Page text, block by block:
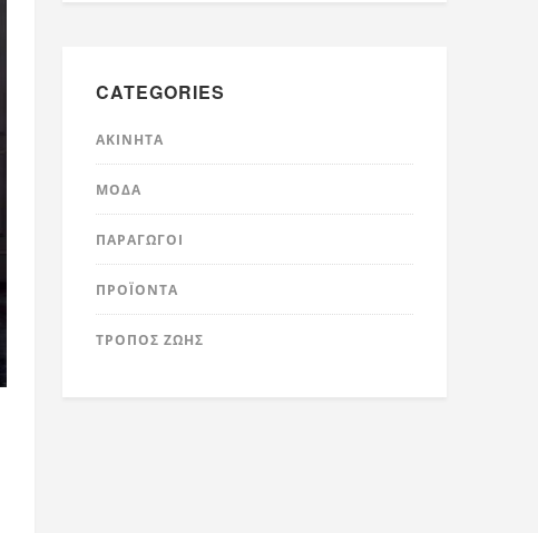
CATEGORIES
ΑΚΊΝΗΤΑ
ΜΌΔΑ
ΠΑΡΑΓΩΓΟΊ
ΠΡΟΪΌΝΤΑ
ΤΡΟΠΟΣ ΖΩΗΣ